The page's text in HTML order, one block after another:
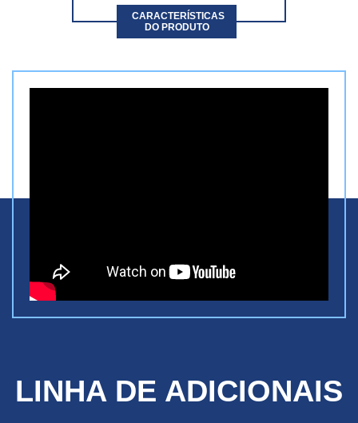
CARACTERÍSTICAS
DO PRODUTO
LINHA DE ADICIONAIS